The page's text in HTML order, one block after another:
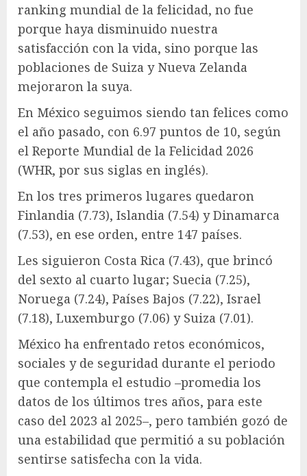
ranking mundial de la felicidad, no fue
porque haya disminuido nuestra
satisfacción con la vida, sino porque las
poblaciones de Suiza y Nueva Zelanda
mejoraron la suya.
En México seguimos siendo tan felices como
el año pasado, con 6.97 puntos de 10, según
el Reporte Mundial de la Felicidad 2026
(WHR, por sus siglas en inglés).
En los tres primeros lugares quedaron
Finlandia (7.73), Islandia (7.54) y Dinamarca
(7.53), en ese orden, entre 147 países.
Les siguieron Costa Rica (7.43), que brincó
del sexto al cuarto lugar; Suecia (7.25),
Noruega (7.24), Países Bajos (7.22), Israel
(7.18), Luxemburgo (7.06) y Suiza (7.01).
México ha enfrentado retos económicos,
sociales y de seguridad durante el periodo
que contempla el estudio –promedia los
datos de los últimos tres años, para este
caso del 2023 al 2025–, pero también gozó de
una estabilidad que permitió a su población
sentirse satisfecha con la vida.